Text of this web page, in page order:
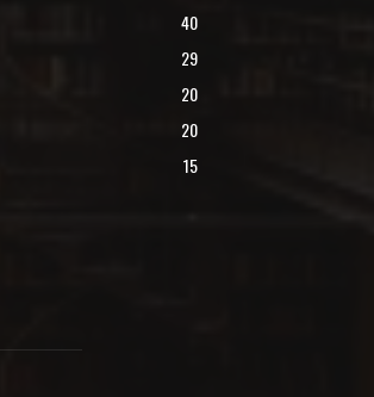
40
29
20
20
15